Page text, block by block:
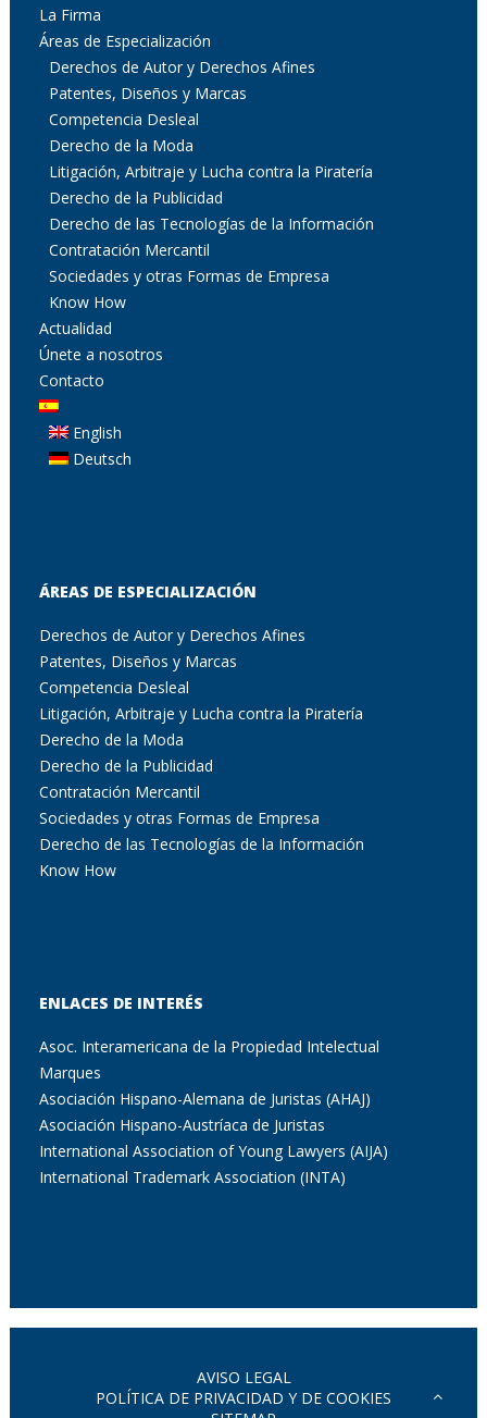
La Firma
Áreas de Especialización
Derechos de Autor y Derechos Afines
Patentes, Diseños y Marcas
Competencia Desleal
Derecho de la Moda
Litigación, Arbitraje y Lucha contra la Piratería
Derecho de la Publicidad
Derecho de las Tecnologías de la Información
Contratación Mercantil
Sociedades y otras Formas de Empresa
Know How
Actualidad
Únete a nosotros
Contacto
English
Deutsch
ÁREAS DE ESPECIALIZACIÓN
Derechos de Autor y Derechos Afines
Patentes, Diseños y Marcas
Competencia Desleal
Litigación, Arbitraje y Lucha contra la Piratería
Derecho de la Moda
Derecho de la Publicidad
Contratación Mercantil
Sociedades y otras Formas de Empresa
Derecho de las Tecnologías de la Información
Know How
ENLACES DE INTERÉS
Asoc. Interamericana de la Propiedad Intelectual
Marques
Asociación Hispano-Alemana de Juristas (AHAJ)
Asociación Hispano-Austríaca de Juristas
International Association of Young Lawyers (AIJA)
International Trademark Association (INTA)
AVISO LEGAL
POLÍTICA DE PRIVACIDAD Y DE COOKIES